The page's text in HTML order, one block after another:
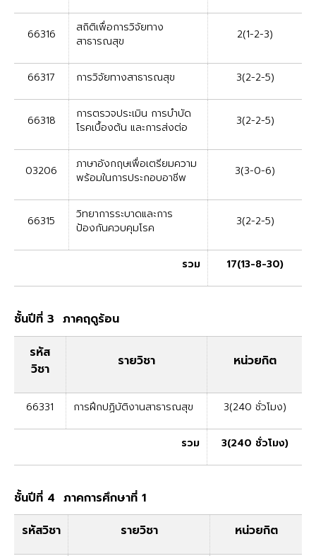
66316
สถิติเพื่อการวิจัยทาง
สาธารณสุข
2(1-2-3)
66317 การวิจัยทางสาธารณสุข 3(2-2-5)
66318
การตรวจประเมิน การบำบัด
โรคเบื้องต้น และการส่งต่อ
3(2-2-5)
03206
ภาษาอังกฤษเพื่อเตรียมความ
พร้อมในการประกอบอาชีพ
3(3-0-6)
66315
วิทยาการระบาดและการ
ป้องกันควบคุมโรค
3(2-2-5)
รวม 17(13-8-30)
ชั้นปีที่ 3 ภาคฤดูร้อน
รหัส
วิชา
รายวิชา หน่วยกิต
66331 การฝึกปฏิบัติงานสาธารณสุข 3(240 ชั่วโมง)
รวม 3(240 ชั่วโมง)
ชั้นปีที่ 4 ภาคการศึกษาที่ 1
รหัสวิชา
รายวิชา หน่วยกิต